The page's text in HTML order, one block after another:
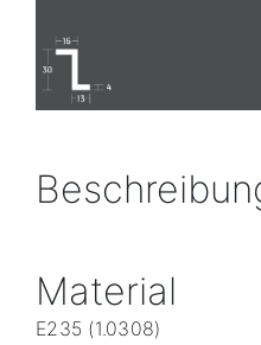
Material
E235 (1.0308)